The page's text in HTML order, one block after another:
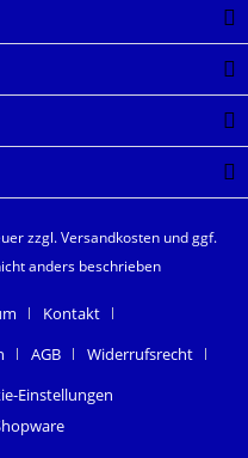
zzgl.Versandkosten und ggf.
anders beschrieben
Kontakt
AGB
Widerrufsrecht
Einstellungen